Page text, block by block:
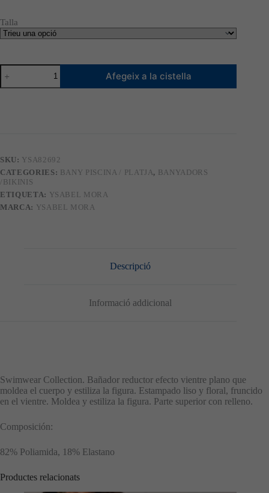
Talla
quantitat
de
Banyador
Afegeix a la cistella
SKU: YSA82692
CATEGORIES: BANY PISCINA / PLATJA, BANYADORS
/BIKINIS
ETIQUETA: YSABEL MORA
MARCA: YSABEL MORA
Descripció
Informació addicional
Swimwear Collection. Bañador reductor efecto vientre plano que
moldea el cuerpo y estiliza la figura. Estampado liso y floral, fruncido
en el vientre. Moldea y estiliza la figura. Parte superior con relleno.
Composición:
82% Poliamida, 18% Elastano
Productes relacionats